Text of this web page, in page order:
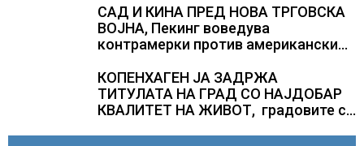
изградени центри за податоци
САД И КИНА ПРЕД НОВА ТРГОВСКА
ВОЈНА, Пекинг воведува
контрамерки против американски
КОПЕНХАГЕН ЈА ЗАДРЖА
ТИТУЛАТА НА ГРАД СО НАЈДОБАР
КВАЛИТЕТ НА ЖИВОТ, градовите со